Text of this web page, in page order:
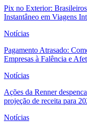
Pix no Exterior:
Instantâneo em Viagens
Notícias
Pagamento Atrasado:
Empresas à Falência e
Notícias
Ações da Renner
projeção de receita para
Notícias